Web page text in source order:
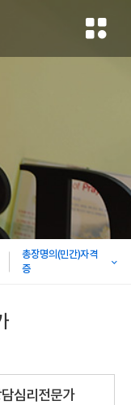
총장명의(민간)자격
증
심리전문가